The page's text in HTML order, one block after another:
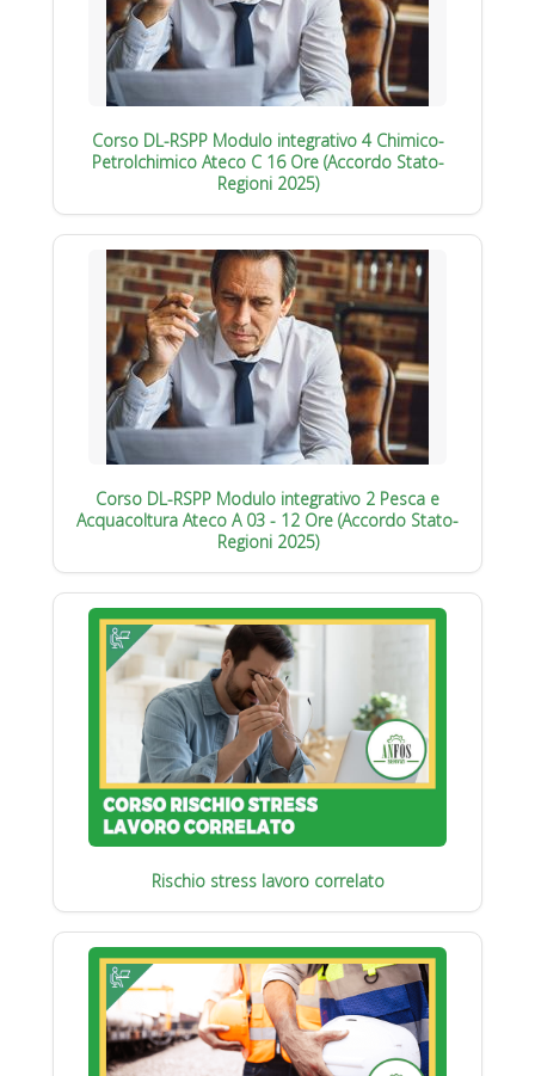
Corso DL-RSPP Modulo integrativo 4 Chimico-
Petrolchimico Ateco C 16 Ore (Accordo Stato-
Regioni 2025)
Corso DL-RSPP Modulo integrativo 2 Pesca e
Acquacoltura Ateco A 03 - 12 Ore (Accordo Stato-
Regioni 2025)
Rischio stress lavoro correlato